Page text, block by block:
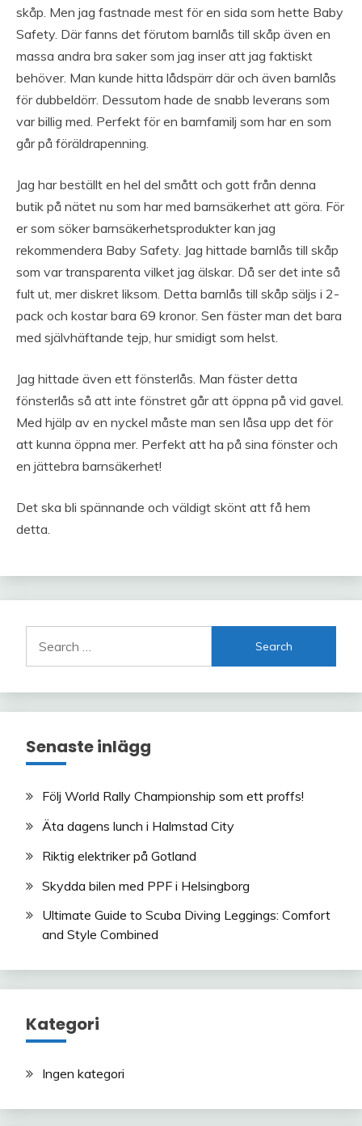
skåp. Men jag fastnade mest för en sida som hette Baby
Safety. Där fanns det förutom barnlås till skåp även en
massa andra bra saker som jag inser att jag faktiskt
behöver. Man kunde hitta lådspärr där och även barnlås
för dubbeldörr. Dessutom hade de snabb leverans som
var billig med. Perfekt för en barnfamilj som har en som
går på föräldrapenning.
Jag har beställt en hel del smått och gott från denna
butik på nätet nu som har med barnsäkerhet att göra. För
er som söker barnsäkerhetsprodukter kan jag
rekommendera Baby Safety. Jag hittade barnlås till skåp
som var transparenta vilket jag älskar. Då ser det inte så
fult ut, mer diskret liksom. Detta barnlås till skåp säljs i 2-
pack och kostar bara 69 kronor. Sen fäster man det bara
med självhäftande tejp, hur smidigt som helst.
Jag hittade även ett fönsterlås. Man fäster detta
fönsterlås så att inte fönstret går att öppna på vid gavel.
Med hjälp av en nyckel måste man sen låsa upp det för
att kunna öppna mer. Perfekt att ha på sina fönster och
en jättebra barnsäkerhet!
Det ska bli spännande och väldigt skönt att få hem
detta.
for:
Senaste inlägg
Följ World Rally Championship som ett proffs!
Äta dagens lunch i Halmstad City
Riktig elektriker på Gotland
Skydda bilen med PPF i Helsingborg
Ultimate Guide to Scuba Diving Leggings: Comfort
and Style Combined
Kategori
Ingen kategori